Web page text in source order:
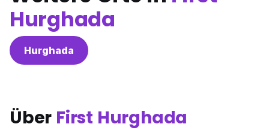
Hurghada
Hurghada
Über First Hurghada